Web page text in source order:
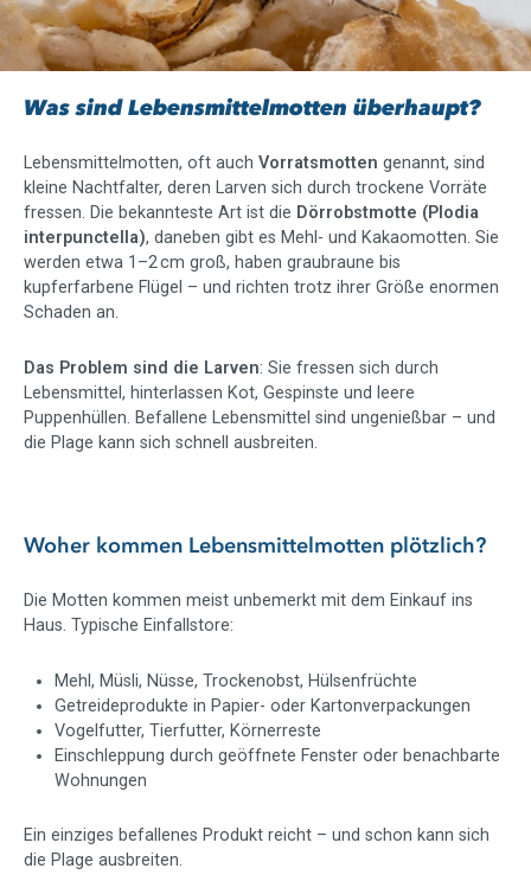
Was sind Lebensmittelmotten überhaupt?
Lebensmittelmotten, oft auch Vorratsmotten genannt, sind
kleine Nachtfalter, deren Larven sich durch trockene Vorräte
fressen. Die bekannteste Art ist die Dörrobstmotte (Plodia
interpunctella), daneben gibt es Mehl- und Kakaomotten. Sie
werden etwa 1–2 cm groß, haben graubraune bis
kupferfarbene Flügel – und richten trotz ihrer Größe enormen
Schaden an.
Das Problem sind die Larven: Sie fressen sich durch
Lebensmittel, hinterlassen Kot, Gespinste und leere
Puppenhüllen. Befallene Lebensmittel sind ungenießbar – und
die Plage kann sich schnell ausbreiten.
Woher kommen Lebensmittelmotten plötzlich?
Die Motten kommen meist unbemerkt mit dem Einkauf ins
Haus. Typische Einfallstore:
Mehl, Müsli, Nüsse, Trockenobst, Hülsenfrüchte
Getreideprodukte in Papier- oder Kartonverpackungen
Vogelfutter, Tierfutter, Körnerreste
Einschleppung durch geöffnete Fenster oder benachbarte
Wohnungen
Ein einziges befallenes Produkt reicht – und schon kann sich
die Plage ausbreiten.